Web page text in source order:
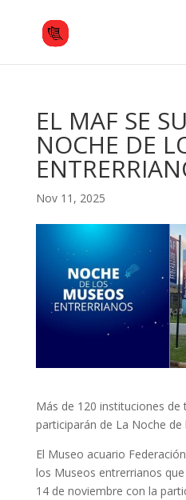
EL MAF SE
NOCHE DE
Nov 11, 2025
Más de 120 instituciones de
participarán de La Noche
El Museo acuario
los Museos entrerrianos
14 de noviembre con la